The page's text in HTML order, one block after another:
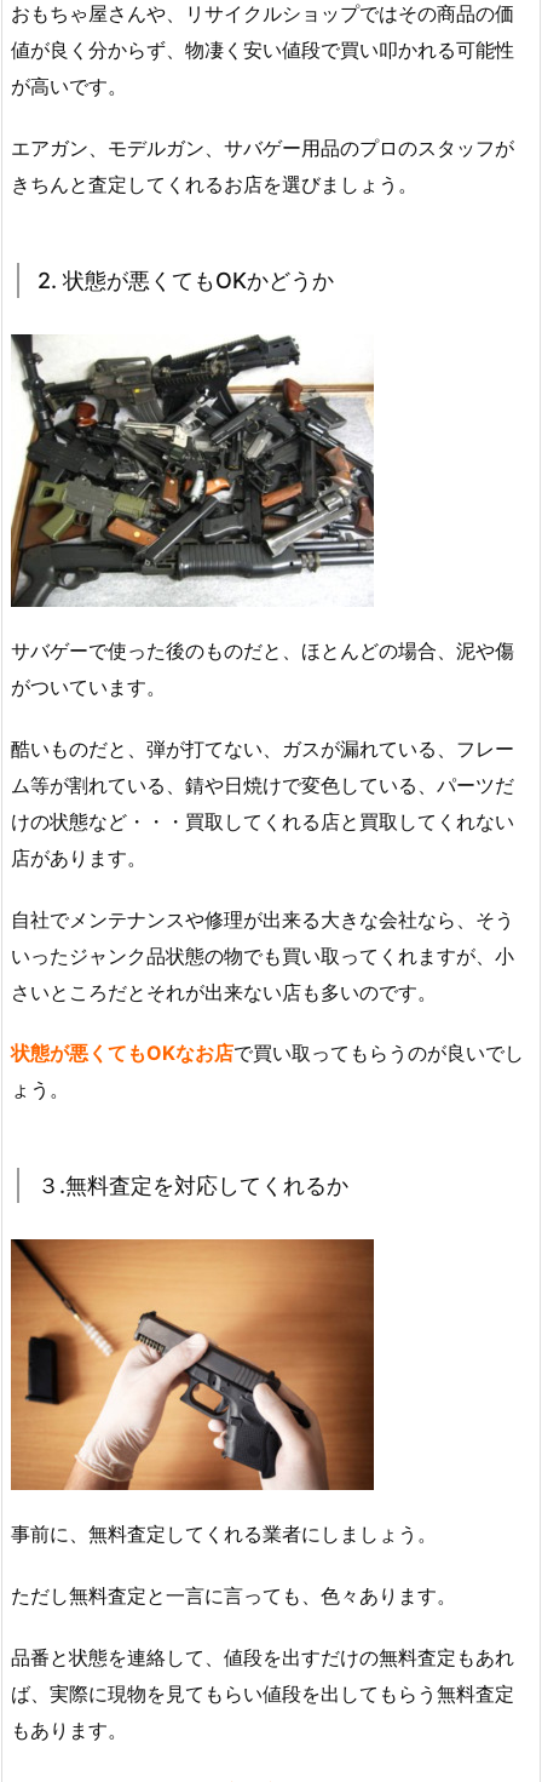
おもちゃ屋さんや、リサイクルショップではその商品の価
値が良く分からず、物凄く安い値段で買い叩かれる可能性
が高いです。
エアガン、モデルガン、サバゲー用品のプロのスタッフが
きちんと査定してくれるお店を選びましょう。
2. 状態が悪くてもOKかどうか
サバゲーで使った後のものだと、ほとんどの場合、泥や傷
がついています。
酷いものだと、弾が打てない、ガスが漏れている、フレー
ム等が割れている、錆や日焼けで変色している、パーツだ
けの状態など・・・買取してくれる店と買取してくれない
店があります。
自社でメンテナンスや修理が出来る大きな会社なら、そう
いったジャンク品状態の物でも買い取ってくれますが、小
さいところだとそれが出来ない店も多いのです。
状態が悪くてもOKなお店で買い取ってもらうのが良いでし
ょう。
３.無料査定を対応してくれるか
事前に、無料査定してくれる業者にしましょう。
ただし無料査定と一言に言っても、色々あります。
品番と状態を連絡して、値段を出すだけの無料査定もあれ
ば、実際に現物を見てもらい値段を出してもらう無料査定
もあります。